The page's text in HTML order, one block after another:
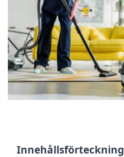
Innehållsförteckning